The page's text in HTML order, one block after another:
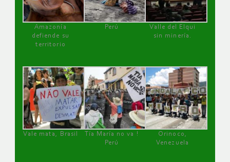
Amazonía
defiende su
territorio
Perú
Valle del Elqui
sin minería.
Vale mata, Brasil
Tía María no va !
Perú
Orinoco,
Venezuela